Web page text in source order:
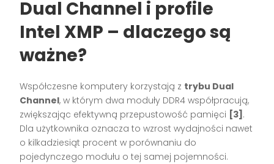
Dual Channel i profile
Intel XMP – dlaczego są
ważne?
Współczesne komputery korzystają z trybu Dual
Channel, w którym dwa moduły DDR4 współpracują,
zwiększając efektywną przepustowość pamięci [3] .
Dla użytkownika oznacza to wzrost wydajności nawet
o kilkadziesiąt procent w porównaniu do
pojedynczego modułu o tej samej pojemności.